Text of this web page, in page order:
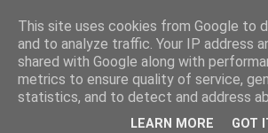
This site uses cookies from Google to
and to analyze traffic. Your IP address
shared with Google along with
metrics to ensure quality of service,
statistics, and to detect and address
LEARN MORE GOT